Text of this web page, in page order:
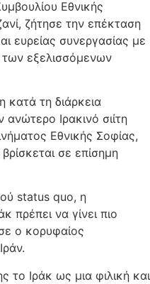
Εθνικής
ζήτησε την επέκταση
ευρείας συνεργασίας με
των εξελισσόμενων
κατά τη διάρκεια
Ιρακινό σιίτη
Εθνικής Σοφίας,
σε επίσημη
status quo, η
πρέπει να γίνει πιο
ο κορυφαίος
το Ιράκ ως μια φιλική και